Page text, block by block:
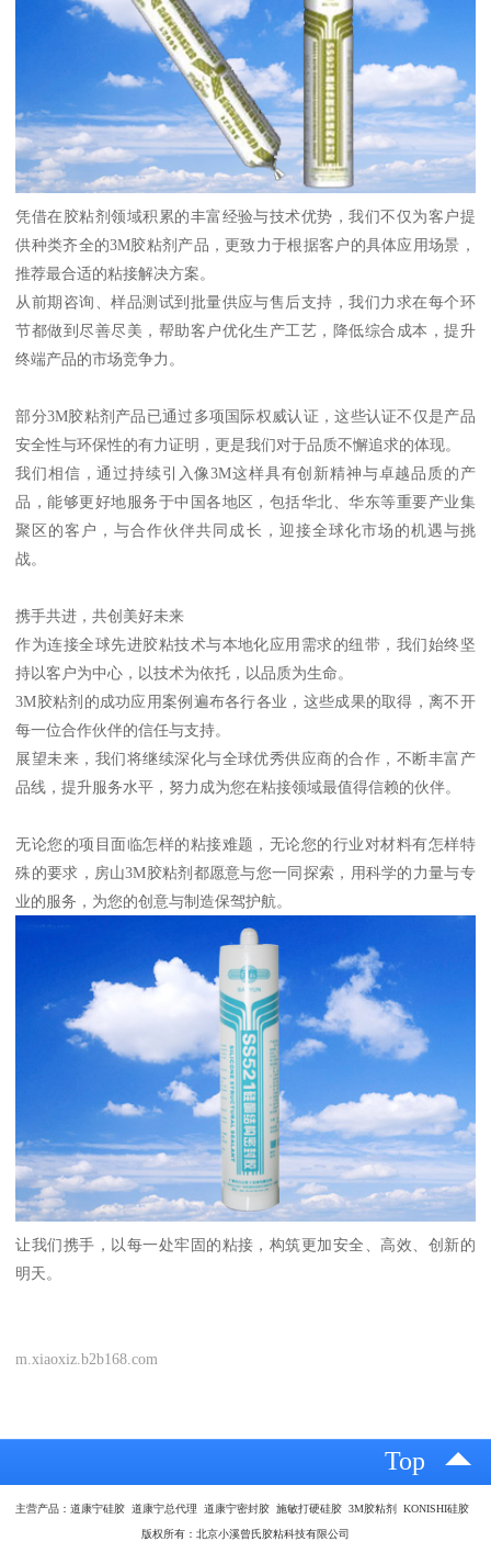
凭借在胶粘剂领域积累的丰富经验与技术优势，我们不仅为客户提
供种类齐全的3M胶粘剂产品，更致力于根据客户的具体应用场景，
推荐最合适的粘接解决方案。
从前期咨询、样品测试到批量供应与售后支持，我们力求在每个环
节都做到尽善尽美，帮助客户优化生产工艺，降低综合成本，提升
终端产品的市场竞争力。
部分3M胶粘剂产品已通过多项国际权威认证，这些认证不仅是产品
安全性与环保性的有力证明，更是我们对于品质不懈追求的体现。
我们相信，通过持续引入像3M这样具有创新精神与卓越品质的产
品，能够更好地服务于中国各地区，包括华北、华东等重要产业集
聚区的客户，与合作伙伴共同成长，迎接全球化市场的机遇与挑
战。
携手共进，共创美好未来
作为连接全球先进胶粘技术与本地化应用需求的纽带，我们始终坚
持以客户为中心，以技术为依托，以品质为生命。
3M胶粘剂的成功应用案例遍布各行各业，这些成果的取得，离不开
每一位合作伙伴的信任与支持。
展望未来，我们将继续深化与全球优秀供应商的合作，不断丰富产
品线，提升服务水平，努力成为您在粘接领域最值得信赖的伙伴。
无论您的项目面临怎样的粘接难题，无论您的行业对材料有怎样特
殊的要求，房山3M胶粘剂都愿意与您一同探索，用科学的力量与专
业的服务，为您的创意与制造保驾护航。
让我们携手，以每一处牢固的粘接，构筑更加安全、高效、创新的
明天。
m.xiaoxiz.b2b168.com
Top
主营产品：道康宁硅胶 道康宁总代理 道康宁密封胶 施敏打硬硅胶 3M胶粘剂 KONISHI硅胶
版权所有：北京小溪曾氏胶粘科技有限公司